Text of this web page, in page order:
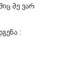
მე ვარ
: